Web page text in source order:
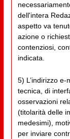
dell'intera
aspetto va
azione o
contenziosi,
indicata.
5) L’indirizzo
tecnica, di
osservazioni
(titolarità delle
medesimi),
per inviare